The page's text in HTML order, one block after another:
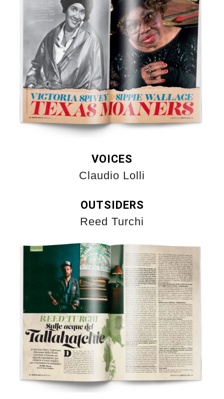
VOICES
Claudio Lolli
OUTSIDERS
Reed Turchi